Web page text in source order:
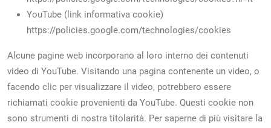
YouTube (link informativa cookie)
https://policies.google.com/technologies/cookies
Alcune pagine web incorporano al loro interno dei contenuti
video di YouTube. Visitando una pagina contenente un video, o
facendo clic per visualizzare il video, potrebbero essere
richiamati cookie provenienti da YouTube. Questi cookie non
sono strumenti di nostra titolarità. Per saperne di più visitare la